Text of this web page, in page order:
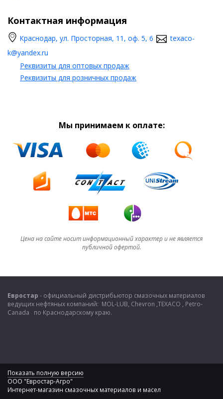
Контактная информация
Краснодар, ул. Просторная, 11, оф. 5, 6
texaco-
k@yandex.ru
Реквизиты для оптовых продаж
Реквизиты для розничных продаж
Мы принимаем к оплате:
Цена на сайте носит информационный характер и не является
публичной офертой.
Евростар - официальный дистрибьютор смазочных материалов
ведущих нефтяных компаний: MOL-LUB, Chevron ,TEXACO , Petro-
Canada по Краснодарскому краю.
Показать полную версию
ООО "Евростар-Агро"
Интернет-магазин смазочных материалов и масел